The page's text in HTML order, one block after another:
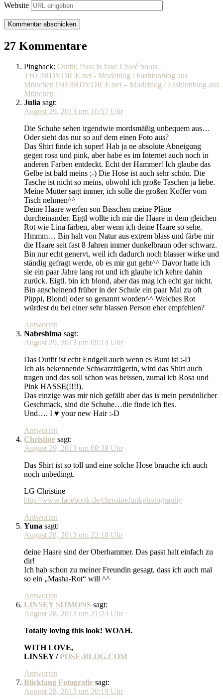
Website
27 Kommentare
Pingback: Outfit: Puss in fake Chloé boots |
THE3RDVOICE.net - Modeblog / Fashionblog aus
MünchenTHE3RDVOICE.net – Modeblog / Fashionblog aus
München
Julia sagt:
August 29, 2013 um 16:57 Uhr
Die Schuhe sehen irgendwie mordsmäßig unbequem aus…
Oder sieht das nur so auf dem einen Foto aus?
Das Shirt finde ich super! Hab ja ne absolute Abneigung
gegen rosa und pink, aber habe es im Internet auch noch in
anderen Farben entdeckt. Echt der Hammer! Ich glaube das
Gelbe ist bald meins ;-) Die Hose ist auch sehr schön. Die
Tasche ist nicht so meins, obwohl ich große Taschen ja liebe.
Meine Mutter sagt immer, ich solle die großen Koffer vom
Tisch nehmen^^
Deine Haare werfen son Bisschen meine Pläne
durcheinander. Eigtl wollte ich mir die Haare in dem gleichen
Rot wie Lina färben, aber wenn ich deine Haare so sehe.
Hmmm… Bin halt von Natur aus extrem blass und färbe mir
die Haare seit fast 8 Jahren immer dunkelbraun oder schwarz.
Bin nur echt genervt, weil ich dadurch noch blasser wirke und
ständig gefragt werde, ob es mir gut geht^^ Davor hatte ich
sie ein paar Jahre lang rot und ich glaube ich kehre dahin
zurück. Eigtl. bin ich blond, aber das mag ich echt gar nicht.
Bin anscheinend früher in der Schule ein paar Mal zu oft
Püppi, Blondi oder so genannt worden^^ Welches Rot
würdest du bei einer sehr blassen Person eher empfehlen?
Antworten
Nabeshima sagt:
August 29, 2013 um 09:14 Uhr
Das Outfit ist echt Endgeil auch wenn es Bunt ist :-D
Ich als bekennende Schwarzträgerin, wird das Shirt auch
tragen und das soll schon was heissen, zumal ich Rosa und
Pink HASSE(!!!!).
Das einzige was mir nich gefällt aber das is mein persönlicher
Geschmack, sind die Schuhe…die finde ich fies.
Und…. I ♥ your new Hair :-D
Antworten
Christine sagt:
August 29, 2013 um 08:38 Uhr
Das Shirt ist so toll und eine solche Hose brauche ich auch
noch unbedingt.
LG Christine
http://www.facebook.de/christinefunkphotography
Antworten
Yuna sagt:
August 28, 2013 um 22:18 Uhr
deine Haare sind der Oberhammer. Das passt halt einfach zu
dir!
Ich hab schon zu meiner Freundin gesagt, dass ich auch mal
so ein „Masha-Rot“ will ^^
Antworten
LINSEY SIJMONS sagt:
August 28, 2013 um 21:24 Uhr
Totally loving this look! WOAH.
WITH LOVE,
LINSEY /POSE-BLOG.COM
Antworten
Blickfang Fotografie sagt:
August 28, 2013 um 20:19 Uhr